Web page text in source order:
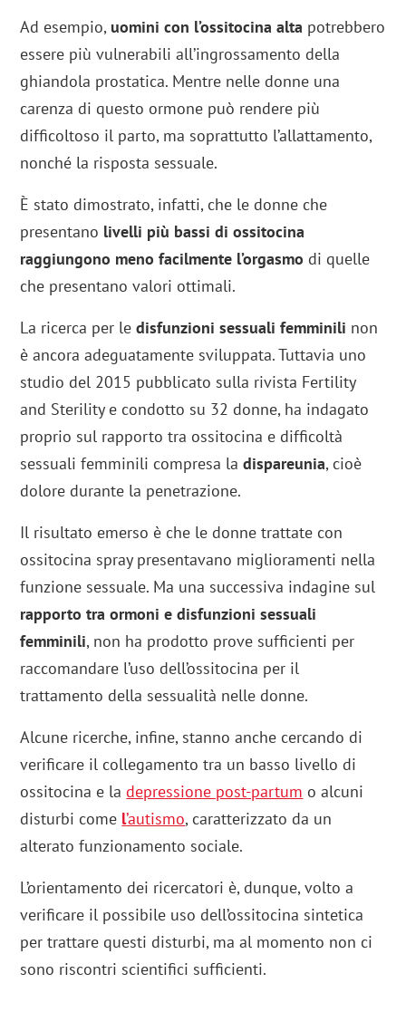
Ad esempio, uomini con l’ossitocina alta potrebbero
essere più vulnerabili all’ingrossamento della
ghiandola prostatica. Mentre nelle donne una
carenza di questo ormone può rendere più
difficoltoso il parto, ma soprattutto l’allattamento,
nonché la risposta sessuale.
È stato dimostrato, infatti, che le donne che
presentano livelli più bassi di ossitocina
raggiungono meno facilmente l’orgasmo di quelle
che presentano valori ottimali.
La ricerca per ledisfunzioni sessuali femminili non
è ancora adeguatamente sviluppata. Tuttavia uno
studio del 2015 pubblicato sulla rivista Fertility
and Sterility e condotto su 32 donne, ha indagato
proprio sul rapporto tra ossitocina e difficoltà
sessuali femminili compresa ladispareunia, cioè
dolore durante la penetrazione.
Il risultato emerso è che le donne trattate con
ossitocina spray presentavano miglioramenti nella
funzione sessuale. Ma una successiva indagine sul
rapporto tra ormoni e disfunzioni sessuali
femminili, non ha prodotto prove sufficienti per
raccomandare l’uso dell’ossitocina per il
trattamento della sessualità nelle donne.
Alcune ricerche, infine, stanno anche cercando di
verificare il collegamento tra un basso livello di
ossitocina e ladepressione post-partum o alcuni
disturbi come l’autismo, caratterizzato da un
alterato funzionamento sociale.
L’orientamento dei ricercatori è, dunque, volto a
verificare il possibile uso dell’ossitocina sintetica
per trattare questi disturbi, ma al momento non ci
sono riscontri scientifici sufficienti.